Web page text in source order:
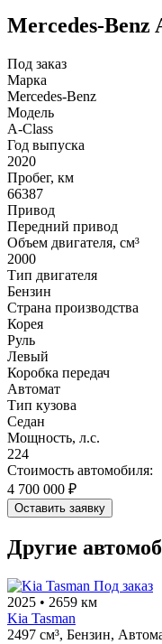
Mercedes-Benz
Под заказ
Марка
Mercedes-Benz
Модель
A-Class
Год выпуска
2020
Пробег, км
66387
Привод
Передний привод
Объем двигателя, см³
2000
Тип двигателя
Бензин
Страна производства
Корея
Руль
Левый
Коробка передач
Автомат
Тип кузова
Седан
Мощность, л.с.
224
Стоимость автомобиля:
4 700 000 ₽
Оставить заявку
Другие
Под заказ
2025 • 2659 км
Kia Tasman
2497 см³, Бензин,